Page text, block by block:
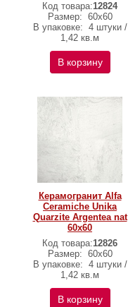
Код товара:12824
Размер: 60х60
В упаковке: 4 штуки /
1,42 кв.м
В корзину
Керамогранит Alfa
Ceramiche Unika
Quarzite Argentea nat
60х60
Код товара:12826
Размер: 60х60
В упаковке: 4 штуки /
1,42 кв.м
В корзину